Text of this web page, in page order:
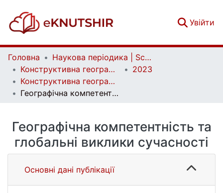
Увійти
Головна
Наукова періодика | Scientific periodicals
Конструктивна географія та раціональне використання природних ресурсів | Constructive geography and rational use of natural resources
2023
Конструктивна географія та раціональне використання природних ресурсів. Випуск 3, № 2
Географічна компетентність та глобальні виклики сучасності
Географічна компетентність та
глобальні виклики сучасності
Основні дані публікації